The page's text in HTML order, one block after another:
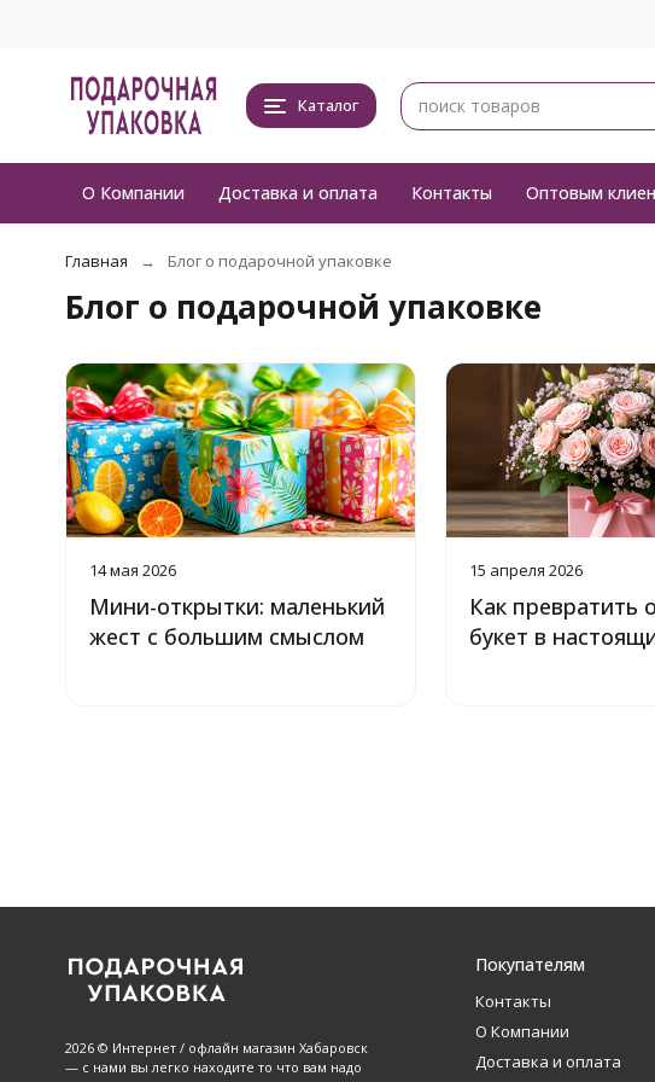
Каталог
О Компании Доставка и оплата Контакты Оптовым
Главная Блог о подарочной упаковке
Блог о подарочной упаковке
14 мая 2026
Мини-открытки: маленький
жест с большим смыслом
15 апреля 2026
Как превратить
букет в
2026 © Интернет / офлайн магазин Хабаровск
— с нами вы легко находите то что вам надо
Покупателям
Контакты
О Компании
Доставка и оплата